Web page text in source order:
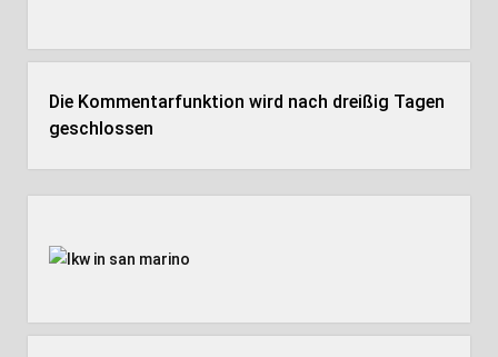
Die Kommentarfunktion wird nach dreißig Tagen
geschlossen